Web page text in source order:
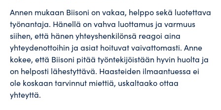
Annen mukaan Biisoni on vakaa, helppo sekä luotettava
työnantaja. Hänellä on vahva luottamus ja varmuus
siihen, että hänen yhteyshenkilönsä reagoi aina
yhteydenottoihin ja asiat hoituvat vaivattomasti. Anne
kokee, että Biisoni pitää työntekijöistään hyvin huolta ja
on helposti lähestyttävä. Haasteiden ilmaantuessa ei
ole koskaan tarvinnut miettiä, uskaltaako ottaa
yhteyttä.